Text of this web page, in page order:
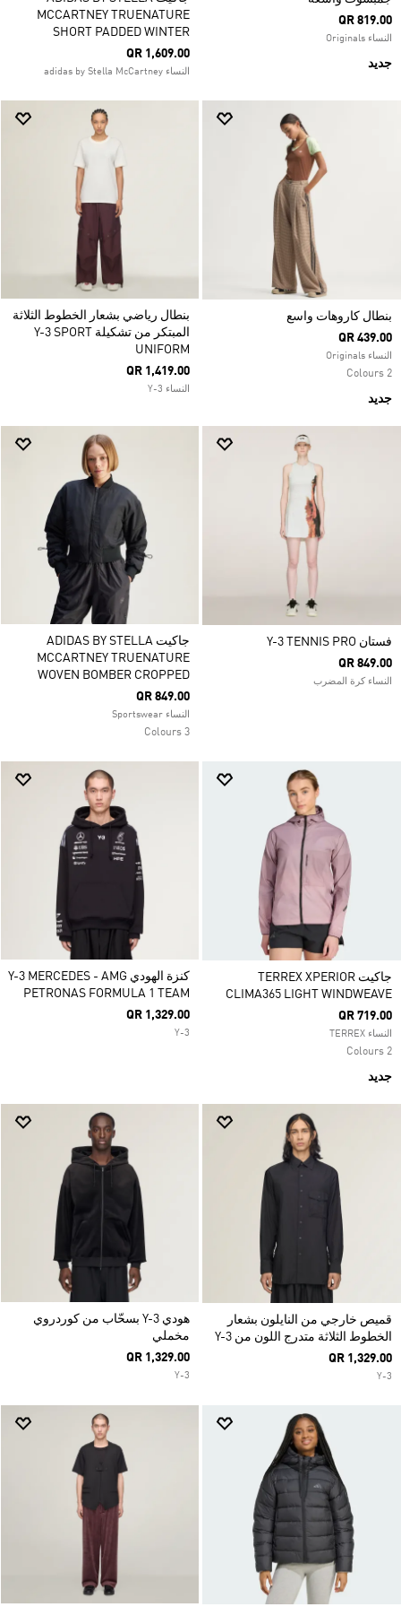
QR 819.00
النساء Originals
جديد
MCCARTNEY TRUENATURE
SHORT PADDED WINTER
QR 1,609.00
النساء adidas by Stella McCartney
بنطال كاروهات واسع
QR 439.00
النساء Originals
2 Colours
جديد
بنطال رياضي بشعار الخطوط الثلاثة
المبتكر من تشكيلة Y-3 SPORT
UNIFORM
QR 1,419.00
النساء Y-3
فستان Y-3 TENNIS PRO
QR 849.00
النساء كرة المضرب
جاكيت ADIDAS BY STELLA
MCCARTNEY TRUENATURE
WOVEN BOMBER CROPPED
QR 849.00
النساء Sportswear
3 Colours
جاكيت TERREX XPERIOR
CLIMA365 LIGHT WINDWEAVE
QR 719.00
النساء TERREX
2 Colours
جديد
كنزة الهودي Y-3 MERCEDES - AMG
PETRONAS FORMULA 1 TEAM
QR 1,329.00
Y-3
قميص خارجي من النايلون بشعار
الخطوط الثلاثة متدرج اللون من Y-3
QR 1,329.00
Y-3
هودي Y-3 بسحّاب من كوردروي
مخملي
QR 1,329.00
Y-3